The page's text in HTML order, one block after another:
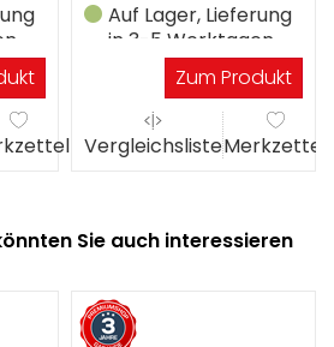
Auf Lager, Lieferung
in 3-5 Werktagen
Zum Produkt
VergleichslisteMerkzettel
Sie auch interessieren